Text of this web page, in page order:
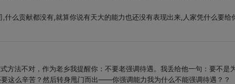
么贡献都没有,就算你说有天大的能力也还没有表现出来,人家凭什么要给
方法不对，作为老乡我提醒你：不要老强调待遇。我丢给他一句：要不是
这么辛苦？然后转身甩门而出——你强调能力我为什么不能强调待遇？？